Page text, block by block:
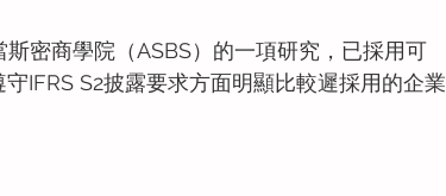
密商學院（ASBS）的一項研究，已採用可
IFRS S2披露要求方面明顯比較遲採用的企業